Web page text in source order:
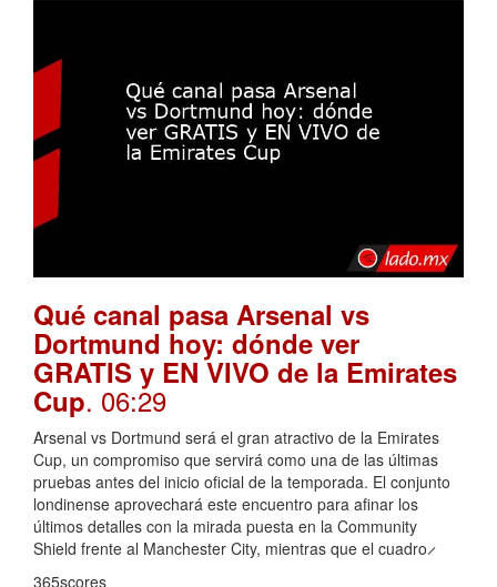
Qué canal pasa Arsenal vs
Dortmund hoy: dónde ver
GRATIS y EN VIVO de la Emirates
Cup. 06:29
Arsenal vs Dortmund será el gran atractivo de la Emirates
Cup, un compromiso que servirá como una de las últimas
pruebas antes del inicio oficial de la temporada. El conjunto
londinense aprovechará este encuentro para afinar los
últimos detalles con la mirada puesta en la Community
Shield frente al Manchester City, mientras que el cuadro ̷
365scores